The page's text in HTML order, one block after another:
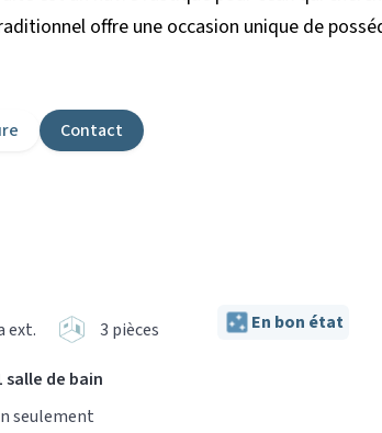
offre une occasion unique de
Contact
ext. 3 pièces
salle de bain
seulement
En bon état